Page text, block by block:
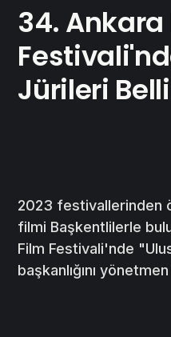
34. Ankara
Jürileri
2023 festivallerinden
filmi Başkentlilerle
Film Festivali'nde
başkanlığını